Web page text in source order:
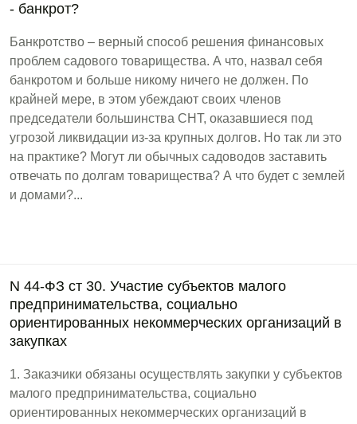
- банкрот?
Банкротство – верный способ решения финансовых
проблем садового товарищества. А что, назвал себя
банкротом и больше никому ничего не должен. По
крайней мере, в этом убеждают своих членов
председатели большинства СНТ, оказавшиеся под
угрозой ликвидации из-за крупных долгов. Но так ли это
на практике? Могут ли обычных садоводов заставить
отвечать по долгам товарищества? А что будет с землей
и домами?...
N 44-ФЗ ст 30. Участие субъектов малого
предпринимательства, социально
ориентированных некоммерческих организаций в
закупках
1. Заказчики обязаны осуществлять закупки у субъектов
малого предпринимательства, социально
ориентированных некоммерческих организаций в